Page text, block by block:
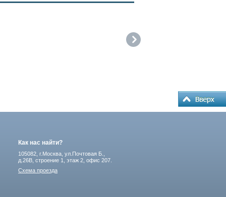
Как нас найти?
105082, г.Москва, ул.Почтовая Б.,
д.26В, строение 1, этаж 2, офис 207.
Схема проезда